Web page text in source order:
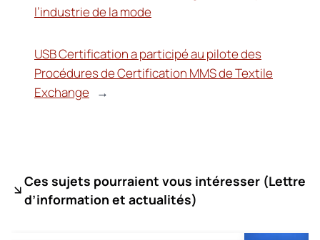
l’industrie de la mode
USB Certification a participé au pilote des
Procédures de Certification MMS de Textile
Exchange
→
Ces sujets pourraient vous intéresser (Lettre
d’information et actualités)